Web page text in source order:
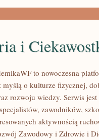
i
to nowoczesna
myślą o kulturze fizycznej,
rozwoju wiedzy. Serwis
zawodników,
aktywnością
Zawodowy i Zdrowie i